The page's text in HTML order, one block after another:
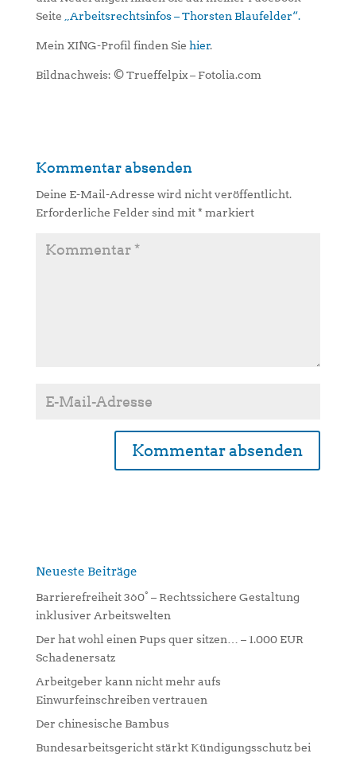
Seite „Arbeitsrechtsinfos – Thorsten Blaufelder“.
Mein XING-Profil finden Sie hier.
Bildnachweis: © Trueffelpix – Fotolia.com
Kommentar absenden
Deine E-Mail-Adresse wird nicht veröffentlicht.
Erforderliche Felder sind mit* markiert
n
t
v
e
:
Neueste Beiträge
Barrierefreiheit 360° – Rechtssichere Gestaltung
inklusiver Arbeitswelten
Der hat wohl einen Pups quer sitzen… – 1.000 EUR
Schadenersatz
Arbeitgeber kann nicht mehr aufs
Einwurfeinschreiben vertrauen
Der chinesische Bambus
Bundesarbeitsgericht stärkt Kündigungsschutz bei